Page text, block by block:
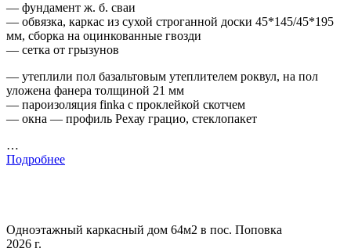
— фундамент ж. б. сваи
— обвязка, каркас из сухой строганной доски 45*145/45*195
мм, сборка на оцинкованные гвозди
— сетка от грызунов
— утеплили пол базальтовым утеплителем роквул, на пол
уложена фанера толщиной 21 мм
— пароизоляция finka с проклейкой скотчем
— окна — профиль Рехау грацио, стеклопакет
…
Подробнее
Одноэтажный каркасный дом 64м2 в пос. Поповка
2026 г.